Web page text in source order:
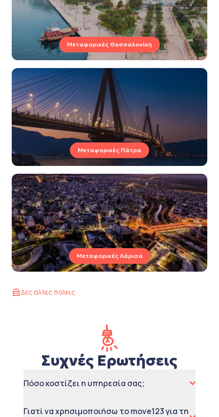
Μεταφορικές Θεσσαλονίκη
Μεταφορικές Πάτρα
Μεταφορικές Λάρισα
Δες άλλες πόλεις
Συχνές Ερωτήσεις
Πόσο κοστίζει η υπηρεσία σας;
Γιατί να χρησιμοποιήσω το move123 για τη